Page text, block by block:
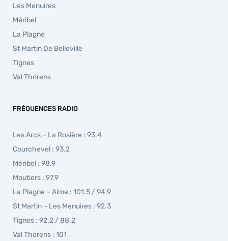
Les Menuires
Méribel
La Plagne
St Martin De Belleville
Tignes
Val Thorens
FRÉQUENCES RADIO
Les Arcs – La Rosière : 93.4
Courchevel : 93.2
Méribel : 98.9
Moutiers : 97.9
La Plagne – Aime : 101.5 / 94.9
St Martin – Les Menuires : 92.3
Tignes : 92.2 / 88.2
Val Thorens : 101